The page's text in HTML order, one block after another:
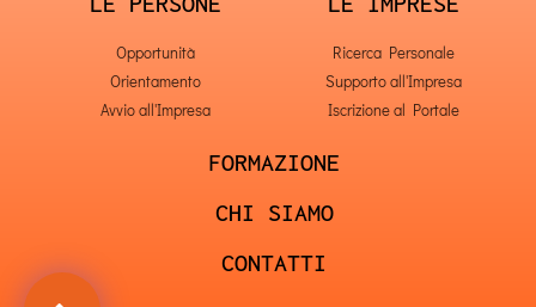
Opportunità
Orientamento
Avvio all'Impresa
Ricerca Personale
Supporto all'Impresa
Iscrizione al Portale
FORMAZIONE
CHI SIAMO
CONTATTI